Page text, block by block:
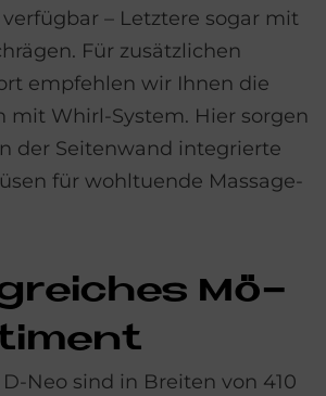
– Letztere sogar mit
Für zusätzlichen
empfehlen wir Ihnen die
mit Whirl-System. Hier sorgen
der Seitenwand integrierte
für wohltuende Massage-
Mö­
Neo sind in Breiten von 410